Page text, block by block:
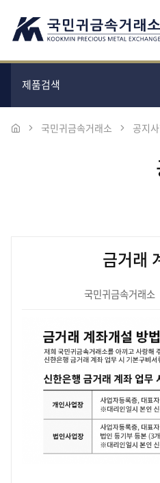
국민귀금속거래소 공지
금거래
국민귀금속거래소